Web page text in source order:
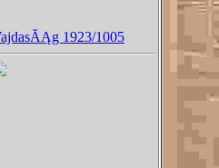
1923/1005